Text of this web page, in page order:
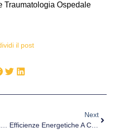
Traumatologia Ospedale
il post
LA DECOMPRESSIONE LASER PERCUTANEA PER ERNIE DEL DISCO (PLDD) SECONDO IL METODO DEL PROF. DANIEL S. J. CHOY
Next
Efficienze Energetiche A Confronto, Il San Donato Di Arezzo È Un’eccellenza Europea